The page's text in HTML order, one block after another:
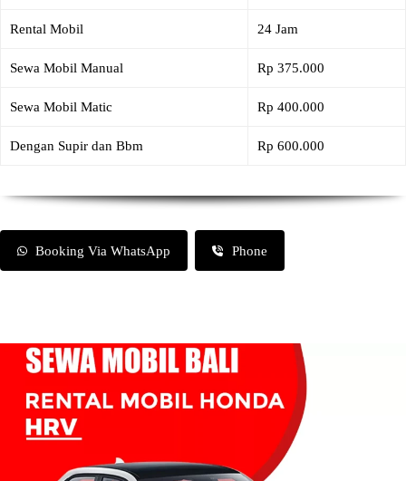
Rental Mobil 24 Jam
Sewa Mobil Manual Rp 375.000
Sewa Mobil Matic Rp 400.000
Dengan Supir dan Bbm Rp 600.000
Booking Via WhatsApp Phone